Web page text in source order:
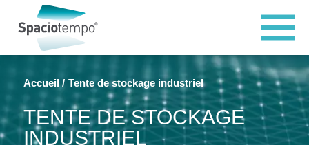
Accueil Tente de stockage industriel
TENTE DE STOCKAGE
INDUSTRIEL
Panneau de gestion des cookies